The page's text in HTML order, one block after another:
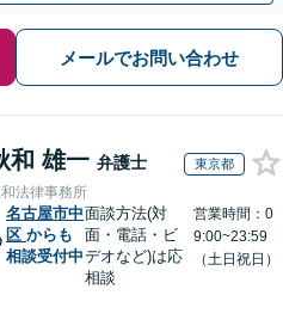
メールでお問い合わせ
和 雄一 弁護士 東京都
法律事務所
名古屋市中
区 からも
相談受付中
面談方法(対
面・電話・ビ
デオなど)は応
相談
営業時間：0
9:00~23:59
（土日祝日）